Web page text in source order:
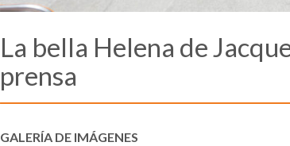
La bella Helena de
prensa
GALERÍA DE IMÁGENES